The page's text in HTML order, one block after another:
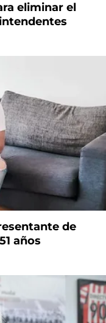
eliminar el
de
años